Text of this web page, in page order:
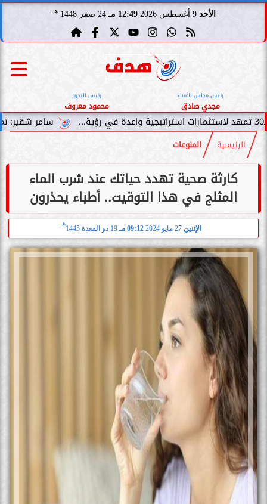
الأحد 9 أغسطس 2026 12:49 مـ 24 صفر 1448 هـ
رئيس مجلس الأمناء
مجدي صادق
رئيس التحرير
محمود معروف
سامر شقير: نمو صناديق
الرئيسية المنوعات
كارثة صحية تهدد حياتك عند شرب الماء
المثلج في هذا التوقيت.. أطباء يحذرون
الإثنين 09:12 مـ 19 ذو القعدة 1445
هـ